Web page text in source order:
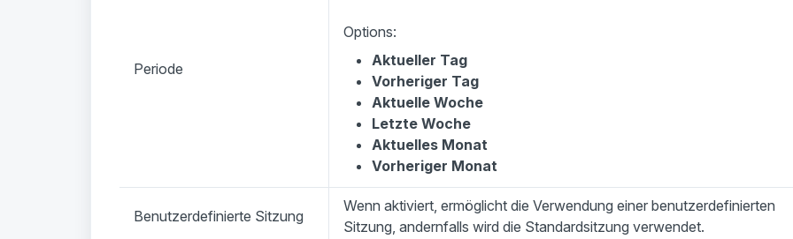
Periode
Options:
Aktueller Tag
Vorheriger Tag
Aktuelle Woche
Letzte Woche
Aktuelles Monat
Vorheriger Monat
Benutzerdefinierte Sitzung
Wenn aktiviert, ermöglicht die Verwendung einer benutzerdefinierten
Sitzung, andernfalls wird die Standardsitzung verwendet.